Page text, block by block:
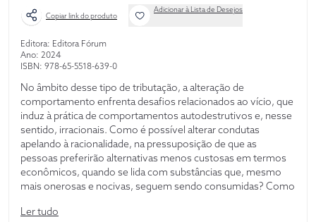
Copiar link do produto
Adicionar à Lista de Desejos
Editora: Editora Fórum
Ano: 2024
ISBN: 978-65-5518-639-0
No âmbito desse tipo de tributação, a alteração de
comportamento enfrenta desafios relacionados ao vício, que
induz à prática de comportamentos autodestrutivos e, nesse
sentido, irracionais. Como é possível alterar condutas
apelando à racionalidade, na pressuposição de que as
pessoas preferirão alternativas menos custosas em termos
econômicos, quando se lida com substâncias que, mesmo
mais onerosas e nocivas, seguem sendo consumidas? Como
serão adotados de qualquer forma, por força do vício,
Ler tudo